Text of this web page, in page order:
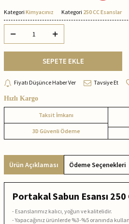
Kategori Kimyacınız Kategori 250 CC Esanslar
SEPETE EKLE
Fiyatı Düşünce Haber Ver Tavsiye Et
Hızlı Kargo
Taksit İmkanı
3D Güvenli Ödeme
Ürün Açıklaması Ödeme Seçenekleri
Portakal Sabun Esansı 250
- Esanslarımız kalıcı, yoğun ve kalitelidir.
- Yapacağınız ürünlerde %3-%5 oranında